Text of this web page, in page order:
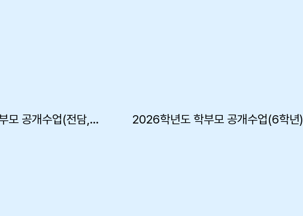
2026학년도 학부모 공개수업(전담,비교과) 2026학년도 학부모 공개수업(6학년)